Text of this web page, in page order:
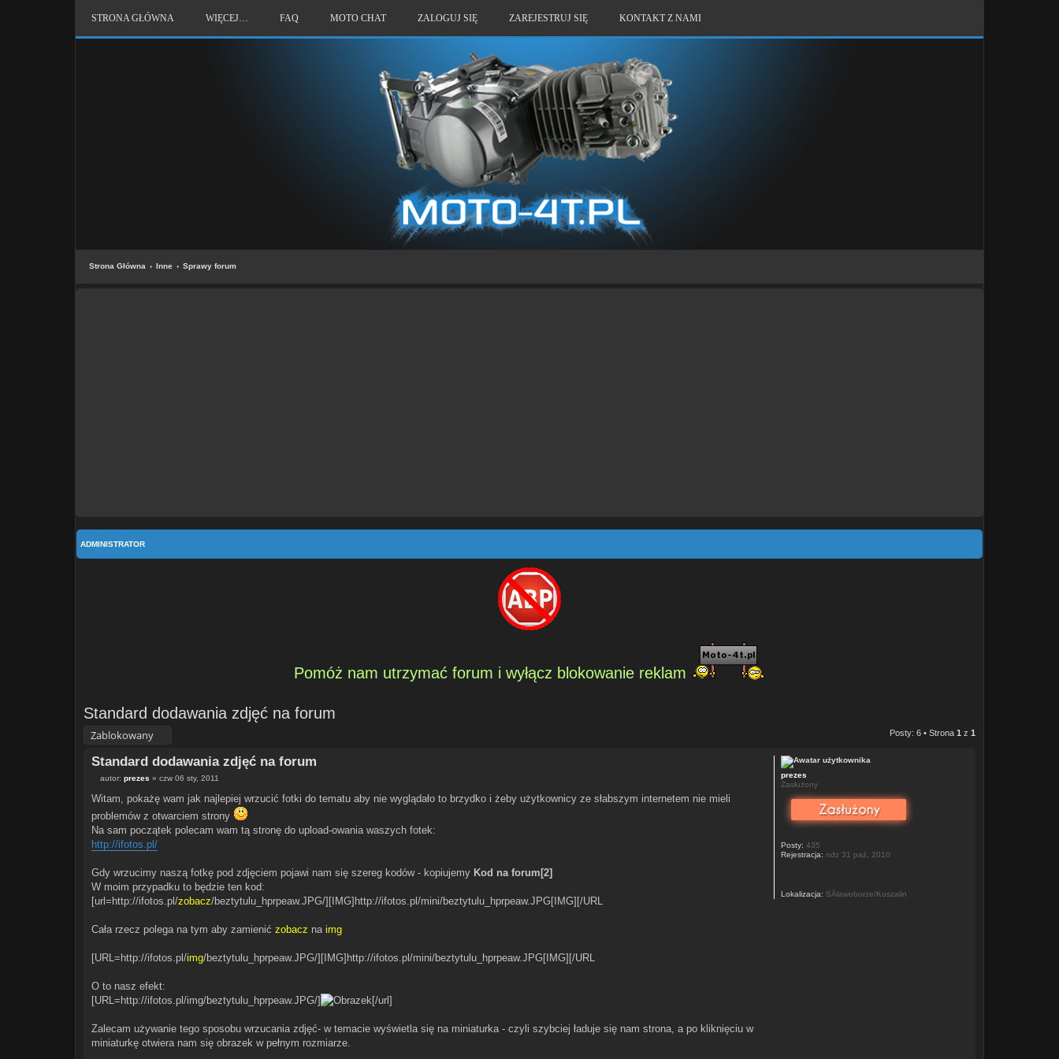
STRONA GŁÓWNA WIĘCEJ… FAQ MOTO CHAT ZALOGUJ SIĘ ZAREJESTRUJ SIĘ KONTAKT Z NAMI
Strona Główna Inne Sprawy forum
ADMINISTRATOR
Pomóż nam utrzymać forum i wyłącz blokowanie reklam
Standard dodawania zdjęć na forum
Zablokowany Posty: 6 • Strona 1 z 1
prezes
Zasłużony
Posty: 435
Rejestracja: ndz 31 paź, 2010
Lokalizacja: SÂławoborze/Koszalin
Standard dodawania zdjęć na forum
o
s
t
autor: prezes » czw 06 sty, 2011
Witam, pokażę wam jak najlepiej wrzucić fotki do tematu aby nie wyglądało to brzydko i żeby użytkownicy ze słabszym internetem nie mieli
problemów z otwarciem strony
Na sam początek polecam wam tą stronę do upload-owania waszych fotek:
http://ifotos.pl/
Gdy wrzucimy naszą fotkę pod zdjęciem pojawi nam się szereg kodów - kopiujemy Kod na forum[2]
W moim przypadku to będzie ten kod:
[url=http://ifotos.pl/zobacz/beztytulu_hprpeaw.JPG/][IMG]http://ifotos.pl/mini/beztytulu_hprpeaw.JPG[IMG][/URL
Cała rzecz polega na tym aby zamienić zobacz na img
[URL=http://ifotos.pl/img/beztytulu_hprpeaw.JPG/][IMG]http://ifotos.pl/mini/beztytulu_hprpeaw.JPG[IMG][/URL
O to nasz efekt:
[URL=http://ifotos.pl/img/beztytulu_hprpeaw.JPG/]
[/url]
Zalecam używanie tego sposobu wrzucania zdjęć- w temacie wyświetla się na miniaturka - czyli szybciej ładuje się nam strona, a po kliknięciu w
miniaturkę otwiera nam się obrazek w pełnym rozmiarze.